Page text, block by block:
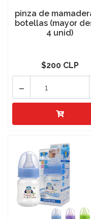
pinza de
botellas (mayor
4 unid)
$200 CLP
-